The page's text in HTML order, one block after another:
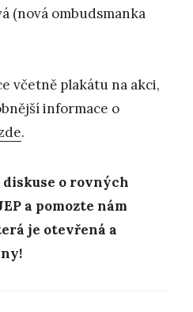
(nová ombudsmanka
včetně plakátu na akci,
informace o
.
o rovných
a pomozte nám
je otevřená a